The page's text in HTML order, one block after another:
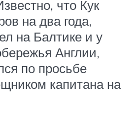
что Кук
на два года,
на Балтике и у
Англии,
по просьбе
капитана на